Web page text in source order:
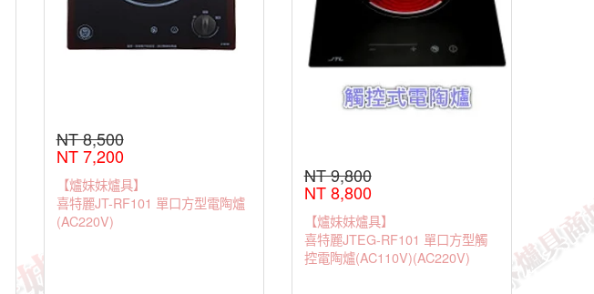
NT 8,500
NT 7,200
【爐妹妹爐具】
喜特麗JT-RF101 單口方型電陶爐
(AC220V)
NT 9,800
NT 8,800
【爐妹妹爐具】
喜特麗JTEG-RF101 單口方型觸
控電陶爐(AC110V)(AC220V)